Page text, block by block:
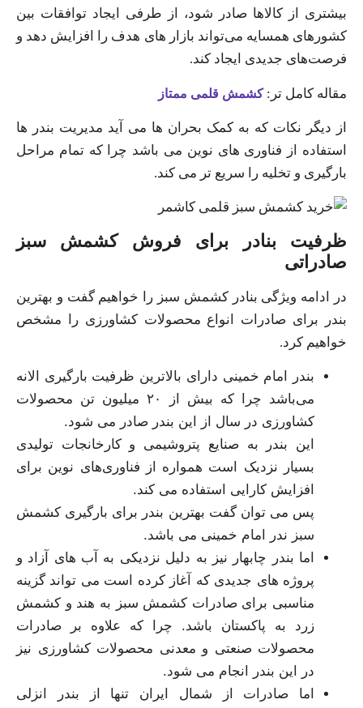
بیشتری از کالاها صادر شود، از طرفی ایجاد توافقات بین
کشورهای همسایه می‌تواند بازار های هدف را افزایش دهد و
فرصت‌های جدیدی ایجاد کند.
مقاله کامل تر:کشمش قلمی ممتاز
از دیگر نکات که به کمک بحران‌ ها می‌ آید مدیریت بندر ها
استفاده از فناوری‌ های نوین می‌ باشد چرا که تمام مراحل
بارگیری و تخلیه را سریع‌ تر می‌ کند.
ظرفیت بنادر برای فروش کشمش سبز
صادراتی
در ادامه ویژگی بنادر کشمش سبز را خواهیم گفت و بهترین
بندر برای صادرات انواع محصولات کشاورزی را مشخص
خواهیم کرد.
بندر امام خمینی دارای بالاترین ظرفیت بارگیری الانه
می‌باشد چرا که بیش از ۲۰ میلیون تن محصولات
کشاورزی در سال از این بندر صادر می‌ شود.
این بندر به صنایع پتروشیمی و کارخانجات تولیدی
بسیار نزدیک است همواره از فناوری‌های نوین برای
افزایش کارایی استفاده می‌ کند.
پس می‌ توان گفت بهترین بندر برای بارگیری کشمش
سبز ندر امام خمینی می‌ باشد.
اما بندر چابهار نیز به دلیل نزدیکی به آب‌ های آزاد و
پروژه‌ های جدیدی که آغاز کرده است می‌ تواند گزینه
مناسبی برای صادرات کشمش سبز به هند و کشمش
زرد به پاکستان باشد. چرا که علاوه بر صادرات
محصولات صنعتی و معدنی محصولات کشاورزی نیز
در این بندر انجام می‌ شود.
اما صادرات از شمال ایران تنها از بندر انزلی